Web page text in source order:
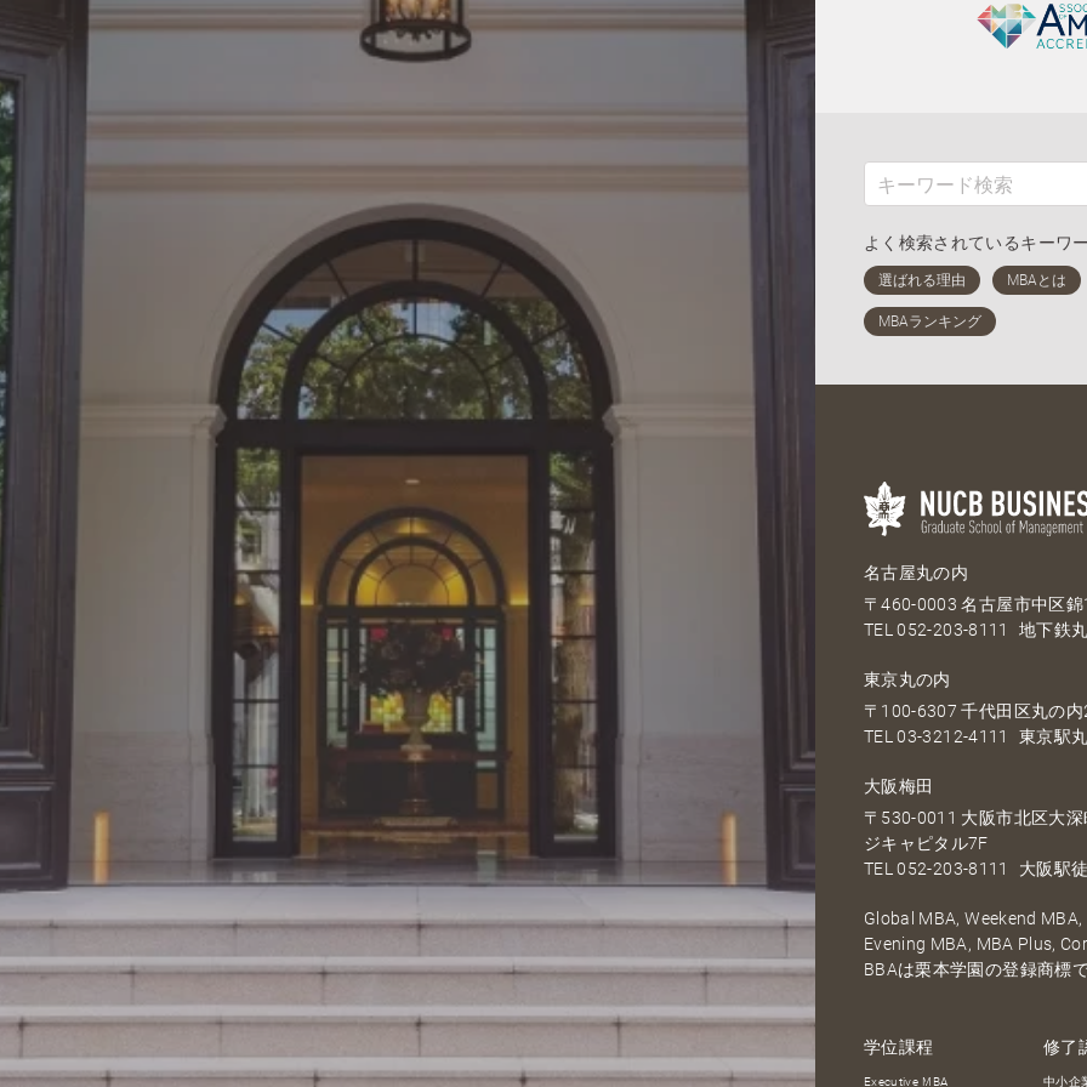
よく検索されているキーワ
名古屋丸の内
〒460-0003 名古屋市中区
TEL052-203-8111 地下鉄
東京丸の内
〒100-6307 千代田区丸の
TEL03-3212-4111 東京駅
大阪梅田
〒530-0011 大阪市北区大
ジキャピタル7F
TEL052-203-8111 大阪駅
Global MBA, Weekend
Evening MBA, MBA Plus,
BBAは栗本学園の登録商標
学位課程
Executive MBA
修了
中小企